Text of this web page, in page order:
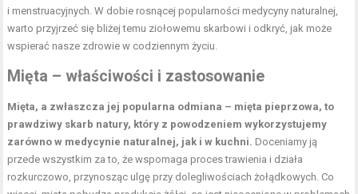
i menstruacyjnych. W dobie rosnącej popularności medycyny naturalnej,
warto przyjrzeć się bliżej temu ziołowemu skarbowi i odkryć, jak może
wspierać nasze zdrowie w codziennym życiu.
Mięta – właściwości i zastosowanie
Mięta, a zwłaszcza jej popularna odmiana – mięta pieprzowa, to
prawdziwy skarb natury, który z powodzeniem wykorzystujemy
zarówno w medycynie naturalnej, jak i w kuchni. Doceniamy ją
przede wszystkim za to, że wspomaga proces trawienia i działa
rozkurczowo, przynosząc ulgę przy dolegliwościach żołądkowych. Co